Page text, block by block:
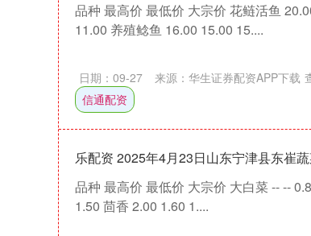
品种 最高价 最低价 大宗价 花鲢活鱼
11.00 养殖鲶鱼 16.00 15.00 15....
日期：09-27 来源：华生证券配资APP下载
信通配资
乐配资 2025年4月23日山东宁津县东崔
品种 最高价 最低价 大宗价 大白菜 -- --
1.50 茴香 2.00 1.60 1....